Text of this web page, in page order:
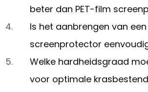
beter dan PET-film
Is het aanbrengen van
screenprotector
Welke hardheidsgraad
voor optimale